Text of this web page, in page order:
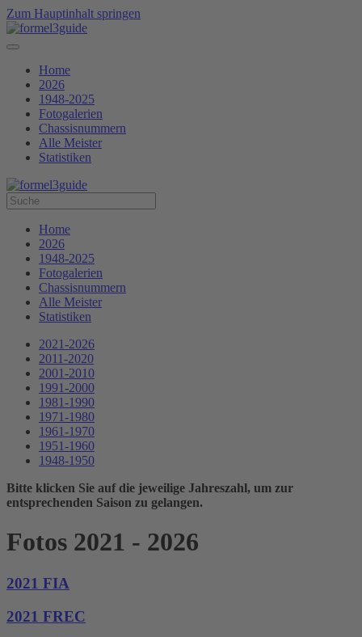
Zum Hauptinhalt springen
Home
2026
1948-2025
Fotogalerien
Chassisnummern
Alle Meister
Statistiken
Home
2026
1948-2025
Fotogalerien
Chassisnummern
Alle Meister
Statistiken
2021-2026
2011-2020
2001-2010
1991-2000
1981-1990
1971-1980
1961-1970
1951-1960
1948-1950
Bitte klicken Sie auf die jeweilige Jahreszahl, um zur
entsprechenden Saison zu gelangen.
Fotos 2021 - 2026
2021 FIA
2021 FREC